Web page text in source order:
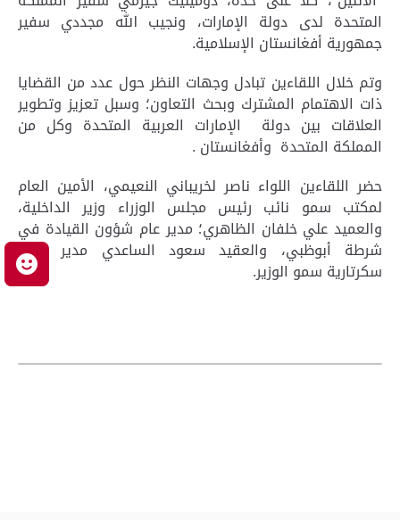
المتحدة لدى دولة الإمارات، ونجيب الله مجددي سفير
جمهورية أفغانستان الإسلامية.
وتم خلال اللقاءين تبادل وجهات النظر حول عدد من القضايا
ذات الاهتمام المشترك وبحث التعاون؛ وسبل تعزيز وتطوير
العلاقات بين دولة الإمارات العربية المتحدة وكل من
المملكة المتحدة وأفغانستان .
حضر اللقاءين اللواء ناصر لخريباني النعيمي، الأمين العام
لمكتب سمو نائب رئيس مجلس الوزراء وزير الداخلية،
والعميد علي خلفان الظاهري؛ مدير عام شؤون القيادة في
شرطة أبوظبي، والعقيد سعود الساعدي مدير إدارة
سكرتارية سمو الوزير.